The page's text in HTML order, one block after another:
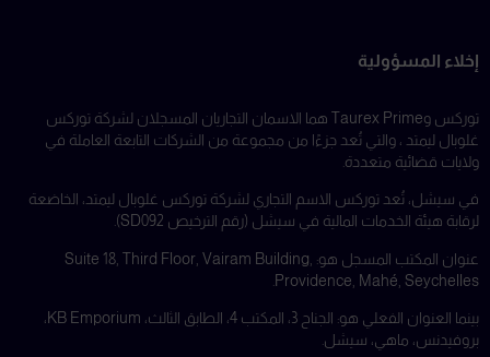
إخلاء المسؤولية
توركس وTaurex Prime هما الاسمان التجاريان المسجلان لشركة توركس
غلوبال ليمتد ، والتي تُعد جزءًا من مجموعة من الشركات التابعة العاملة في
ولايات قضائية متعددة.
في سيشل، تُعد توركس الاسم التجاري لشركة توركس غلوبال ليمتد، الخاضعة
لرقابة هيئة الخدمات المالية في سيشل (رقم الترخيص SD092).
عنوان المكتب المسجل هو: Suite 18, Third Floor, Vairam Building,
Providence, Mahé, Seychelles.
بينما العنوان الفعلي هو: الجناح 3، المكتب 4، الطابق الثالث، KB Emporium،
بروفيدنس، ماهي، سيشل.